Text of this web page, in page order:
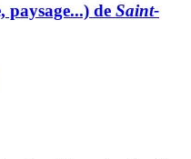
paysage...) de Saint-